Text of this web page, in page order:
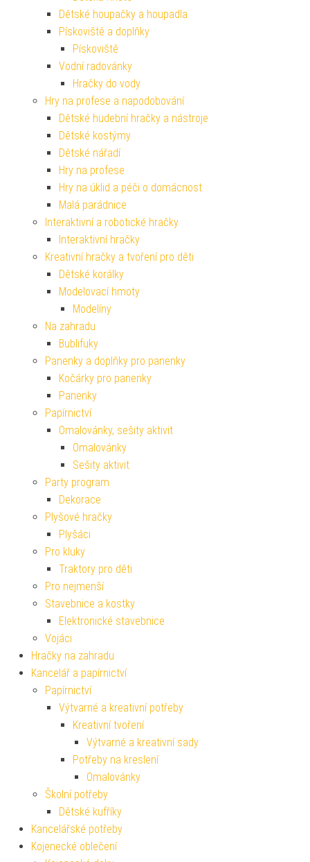
Dětské houpačky a houpadla
Pískoviště a doplňky
Pískoviště
Vodní radovánky
Hračky do vody
Hry na profese a napodobování
Dětské hudební hračky a nástroje
Dětské kostýmy
Dětské nářadí
Hry na profese
Hry na úklid a péči o domácnost
Malá parádnice
Interaktivní a robotické hračky
Interaktivní hračky
Kreativní hračky a tvoření pro děti
Dětské korálky
Modelovací hmoty
Modelíny
Na zahradu
Bublifuky
Panenky a doplňky pro panenky
Kočárky pro panenky
Panenky
Papírnictví
Omalovánky, sešity aktivit
Omalovánky
Sešity aktivit
Party program
Dekorace
Plyšové hračky
Plyšáci
Pro kluky
Traktory pro děti
Pro nejmenší
Stavebnice a kostky
Elektronické stavebnice
Vojáci
Hračky na zahradu
Kancelář a papírnictví
Papírnictví
Výtvarné a kreativní potřeby
Kreativní tvoření
Výtvarné a kreativní sady
Potřeby na kreslení
Omalovánky
Školní potřeby
Dětské kufříky
Kancelářské potřeby
Kojenecké oblečení